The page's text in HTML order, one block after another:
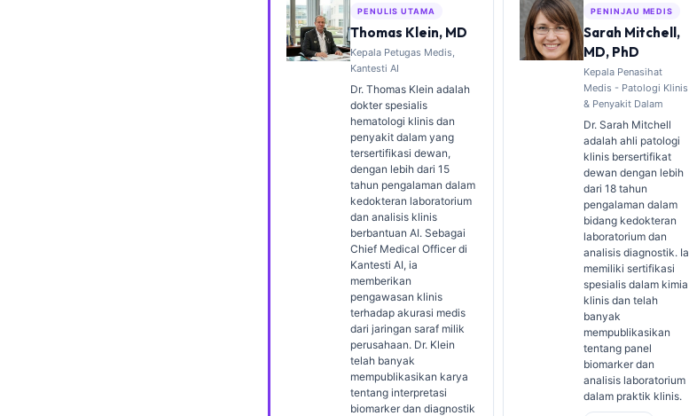
PENULIS UTAMA
Thomas Klein, MD
Kepala Petugas Medis,
Kantesti AI
Dr. Thomas Klein adalah
dokter spesialis
hematologi klinis dan
penyakit dalam yang
tersertifikasi dewan,
dengan lebih dari 15
tahun pengalaman dalam
kedokteran laboratorium
dan analisis klinis
berbantuan AI. Sebagai
Chief Medical Officer di
Kantesti AI, ia
memberikan
pengawasan klinis
terhadap akurasi medis
dari jaringan saraf milik
perusahaan. Dr. Klein
telah banyak
mempublikasikan karya
tentang interpretasi
biomarker dan diagnostik
PENINJAU MEDIS
Sarah Mitchell,
MD, PhD
Kepala Penasihat
Medis - Patologi Klinis
& Penyakit Dalam
Dr. Sarah Mitchell
adalah ahli patologi
klinis bersertifikat
dewan dengan lebih
dari 18 tahun
pengalaman dalam
bidang kedokteran
laboratorium dan
analisis diagnostik. Ia
memiliki sertifikasi
spesialis dalam kimia
klinis dan telah
banyak
mempublikasikan
tentang panel
biomarker dan
analisis laboratorium
dalam praktik klinis.